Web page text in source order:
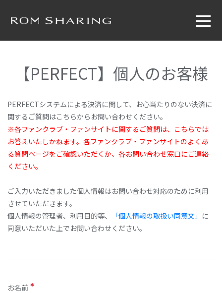
【PERFECT】個人のお客様
PERFECTシステムによる決済に関して、お心当たりのない決済に
関するご質問はこちらからお問い合わせください。
※各ファンクラブ・ファンサイトに関するご質問は、こちらでは
お答えいたしかねます。各ファンクラブ・ファンサイトのよくあ
る質問ページをご確認いただくか、各お問い合わせ窓口にご連絡
ください。
ご入力いただきました個人情報はお問い合わせ対応のために利用
させていただきます。
個人情報の管理者、利用目的等、
「個人情報の取扱い同意文」 に
同意いただいた上でお問い合わせください。
お名前